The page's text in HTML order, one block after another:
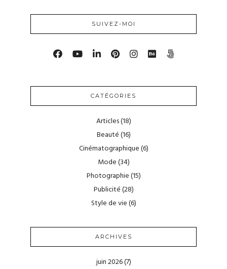
SUIVEZ-MOI
CATÉGORIES
Articles(18)
Beauté(16)
Cinématographique(6)
Mode(34)
Photographie(15)
Publicité(28)
Style de vie(6)
ARCHIVES
juin 2026(7)